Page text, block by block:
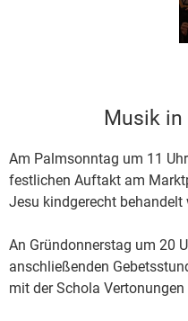
Musik in
Am Palmsonntag um 11
festlichen Auftakt am
Jesu kindgerecht behandelt
An Gründonnerstag um 20
anschließenden
mit der Schola Vertonungen